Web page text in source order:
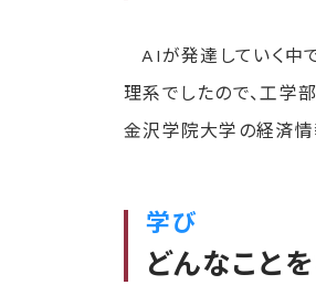
AIが発達していく中
理系でしたので、工学
金沢学院大学の経済情
学び
どんなこと